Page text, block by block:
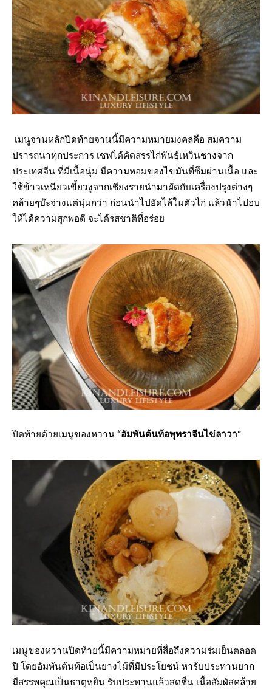
เมนูจานหลักปิดท้ายจานนี้มีความหมายมงคลคือ สมความ
ปรารถนาทุกประการ เชฟได้คัดสรรไก่พันธุ์เหวินชางจาก
ประเทศจีน ที่มีเนื้อนุ่ม มีความหอมของไขมันที่ซึมผ่านเนื้อ และ
ใช้ข้าวเหนียวเขี้ยวงูจากเชียงรายนำมาผัดกับเครื่องปรุงต่างๆ
คล้ายๆบ๊ะจ่างแต่นุ่มกว่า ก่อนนำไปยัดไส้ในตัวไก่ แล้วนำไปอบ
ให้ได้ความสุกพอดี จะได้รสชาติที่อร่อย
ปิดท้ายด้วยเมนูของหวาน “อัมพันต้นท้อพุทราจีนไข่ลาวา”
เมนูของหวานปิดท้ายนี้มีความหมายที่สื่อถึงความร่มเย็นตลอด
ปี โดยอัมพันต้นท้อเป็นยางไม้ที่มีประโยชน์ หารับประทานยาก
มีสรรพคุณเป็นธาตุหยิน รับประทานแล้วสดชื่น เนื้อสัมผัสคล้าย